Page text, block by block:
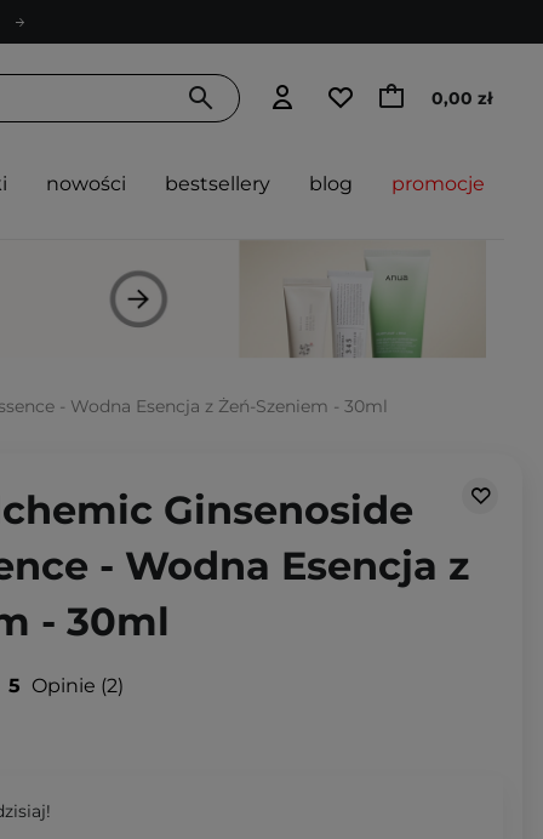
0,00 zł
nowości bestsellery blog promocje
- Wodna Esencja z Żeń-Szeniem - 30ml
Ginsenoside
- Wodna Esencja z
- 30ml
5 Opinie 2